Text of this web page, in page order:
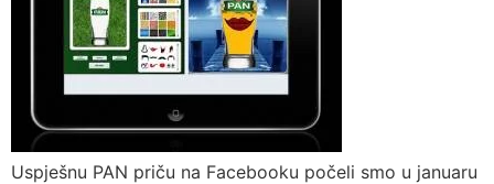
Uspješnu PAN priču na Facebooku počeli smo u januaru